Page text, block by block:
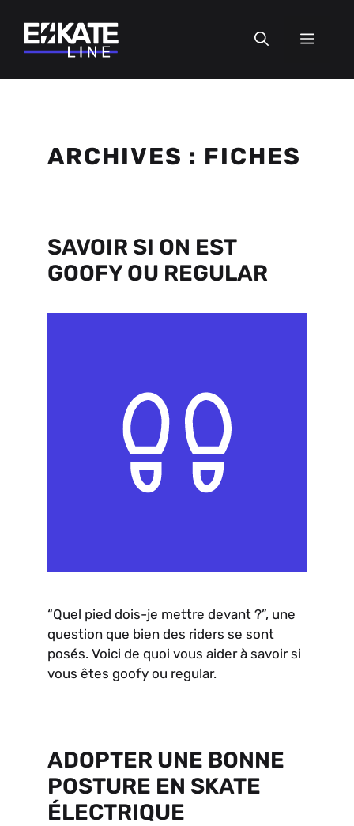
contenu
ARCHIVES : FICHES
SAVOIR SI ON EST
GOOFY OU REGULAR
“Quel pied dois-je mettre devant ?”, une
question que bien des riders se sont
posés. Voici de quoi vous aider à savoir si
vous êtes goofy ou regular.
ADOPTER UNE BONNE
POSTURE EN SKATE
ÉLECTRIQUE